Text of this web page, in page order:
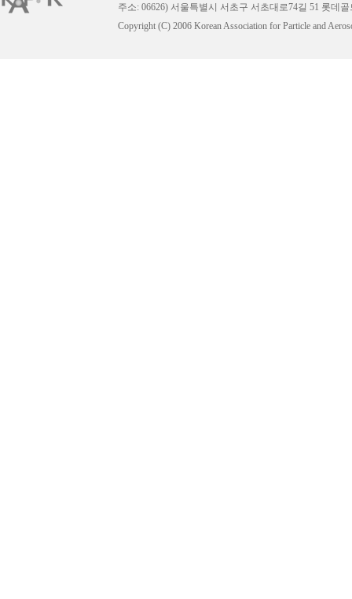
주소: 06626) 서울특별시 서초구 서초대로74길 51 롯데
Copyright (C) 2006 Korean Association for Particle and